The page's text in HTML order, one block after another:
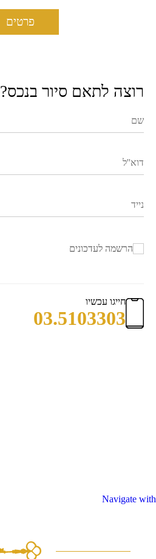
פרטים
רוצה לתאם סיור בנכס?
הרשמה לעדכונים
חייגו עכשיו
03.5103303
Navigate with